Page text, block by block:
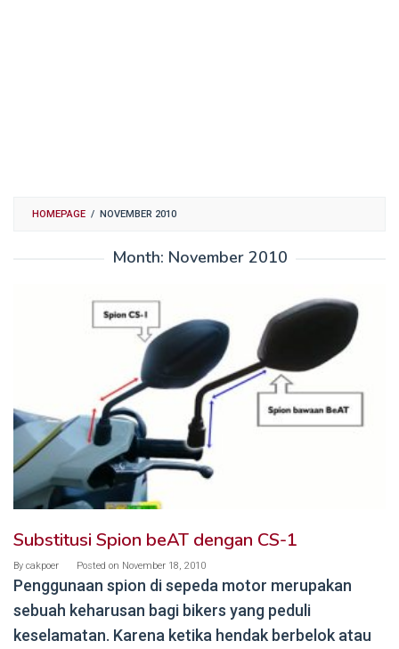
HOMEPAGE / NOVEMBER 2010
Month: November 2010
Substitusi Spion beAT dengan CS-1
By cakpoer Posted on November 18, 2010
Penggunaan spion di sepeda motor merupakan
sebuah keharusan bagi bikers yang peduli
keselamatan. Karena ketika hendak berbelok atau